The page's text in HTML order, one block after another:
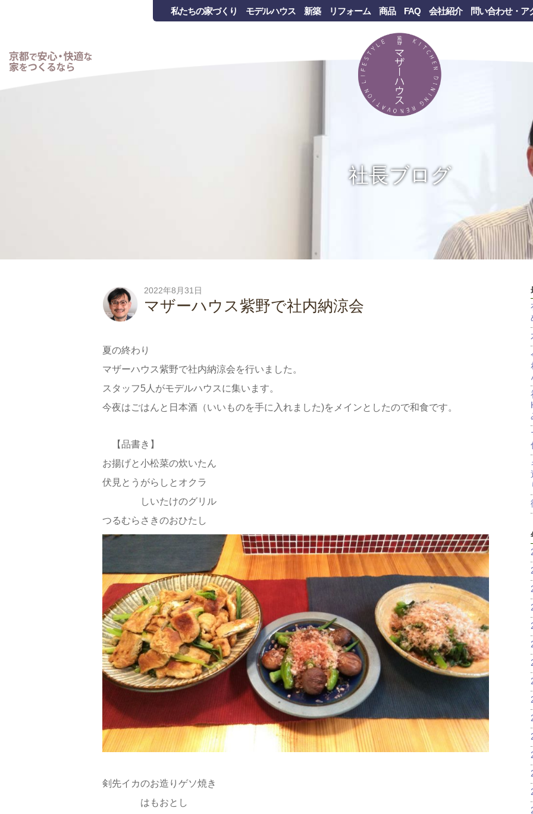
私たちの家づくり モデルハウス 新築 リフォーム 商品 FAQ 会社紹介 問い合わせ・ア
社長ブログ
2022年8月31日
マザーハウス紫野で社内納涼会
夏の終わり
マザーハウス紫野で社内納涼会を行いました。
スタッフ5人がモデルハウスに集います。
今夜はごはんと日本酒（いいものを手に入れました)をメインとしたので和食です。
【品書き】
お揚げと小松菜の炊いたん
伏見とうがらしとオクラ
しいたけのグリル
つるむらさきのおひたし
剣先イカのお造りゲソ焼き
はもおとし